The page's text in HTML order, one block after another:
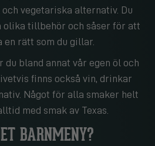
vegetariska alternativ. Du
olika tillbehör och såser för att
en rätt som du gillar.
du bland annat vår egen öl och
finns också vin, drinkar
Något för alla smaker helt
med smak av Texas.
BARNMENY?